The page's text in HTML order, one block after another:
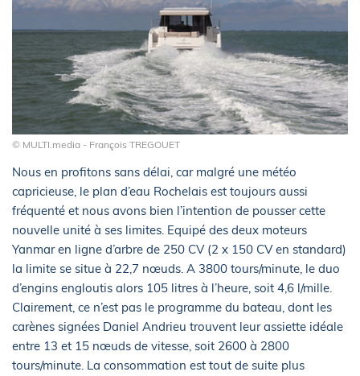
© MULTI.media - François TREGOUET
Nous en profitons sans délai, car malgré une météo
capricieuse, le plan d’eau Rochelais est toujours aussi
fréquenté et nous avons bien l’intention de pousser cette
nouvelle unité à ses limites. Equipé des deux moteurs
Yanmar en ligne d’arbre de 250 CV (2 x 150 CV en standard)
la limite se situe à 22,7 nœuds. A 3800 tours/minute, le duo
d’engins engloutis alors 105 litres à l’heure, soit 4,6 l/mille.
Clairement, ce n’est pas le programme du bateau, dont les
carènes signées Daniel Andrieu trouvent leur assiette idéale
entre 13 et 15 nœuds de vitesse, soit 2600 à 2800
tours/minute. La consommation est tout de suite plus